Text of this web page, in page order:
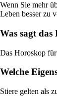
Wenn Sie mehr
Leben besser zu
Was sagt
Das Horoskop
Welche
Stiere gelten als